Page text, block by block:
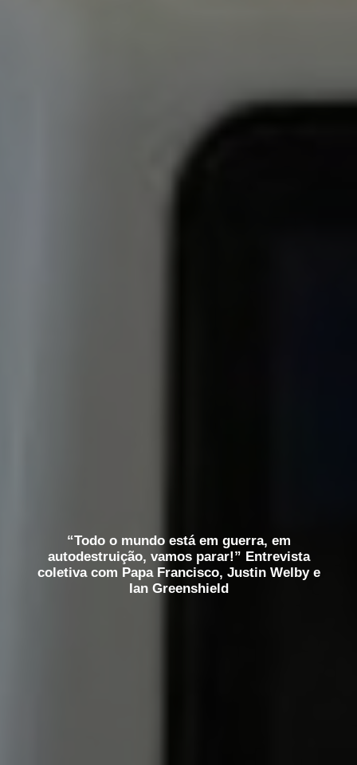
“Todo o mundo está em guerra, em
autodestruição, vamos parar!” Entrevista
coletiva com Papa Francisco, Justin Welby e
Ian Greenshield